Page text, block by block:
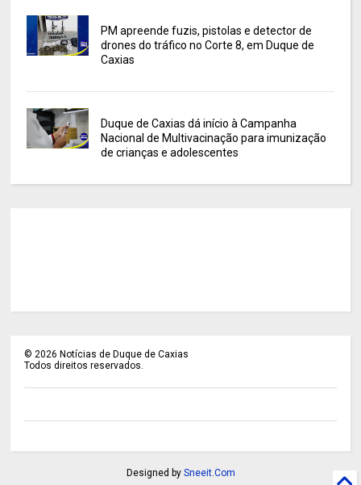
PM apreende fuzis, pistolas e detector de
drones do tráfico no Corte 8, em Duque de
Caxias
Duque de Caxias dá início à Campanha
Nacional de Multivacinação para imunização
de crianças e adolescentes
©2026 Notícias de Duque de Caxias
Todos direitos reservados.
Designed by Sneeit.Com